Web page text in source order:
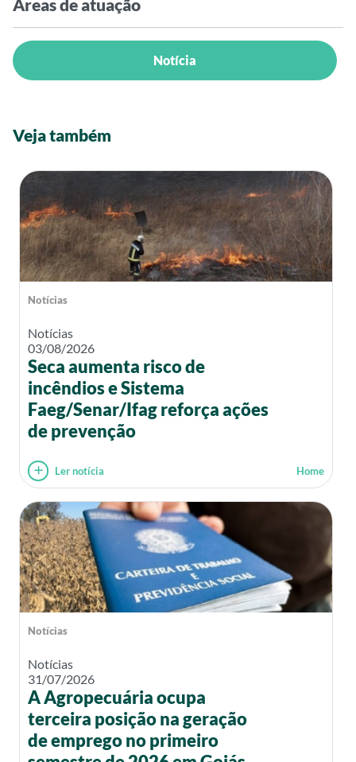
Áreas de atuação
Notícia
Veja também
Notícias
Notícias
03/08/2026
Seca aumenta risco de
incêndios e Sistema
Faeg/Senar/Ifag reforça ações
de prevenção
Ler notícia Home
Notícias
Notícias
31/07/2026
A Agropecuária ocupa
terceira posição na geração
de emprego no primeiro